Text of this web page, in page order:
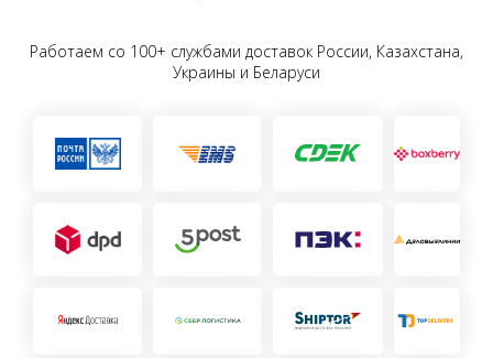
Работаем со 100+ службами доставок России, Казахстана,
Украины и Беларуси